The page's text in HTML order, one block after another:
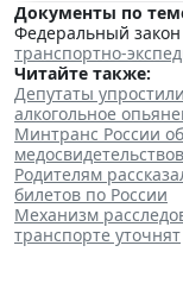
Документы по
Федеральный
транспортно-
Читайте также:
Депутаты
алкогольное
Минтранс России
Родителям
билетов по России
Механизм
транспорте уточнят